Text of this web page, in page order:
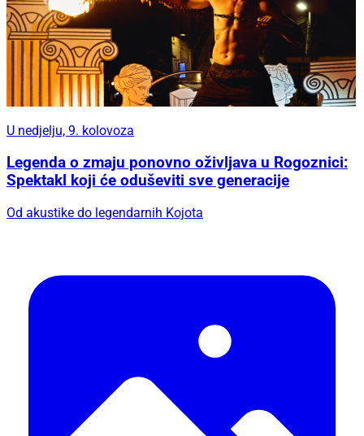
U nedjelju, 9. kolovoza
Legenda o zmaju ponovno oživljava u Rogoznici:
Spektakl koji će oduševiti sve generacije
Od akustike do legendarnih Kojota